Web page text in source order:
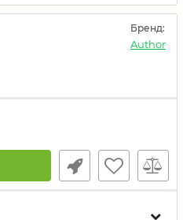
Бренд:
Author